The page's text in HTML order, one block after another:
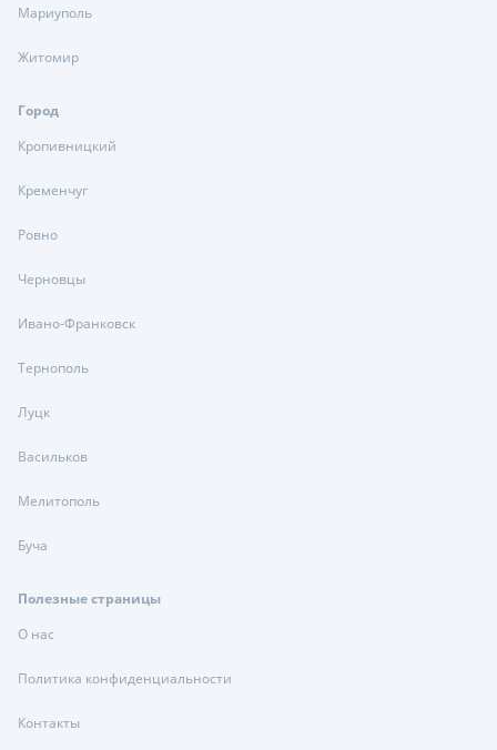
Мариуполь
Житомир
Город
Кропивницкий
Кременчуг
Ровно
Черновцы
Ивано-Франковск
Тернополь
Луцк
Васильков
Мелитополь
Буча
Полезные страницы
О нас
Политика конфиденциальности
Контакты